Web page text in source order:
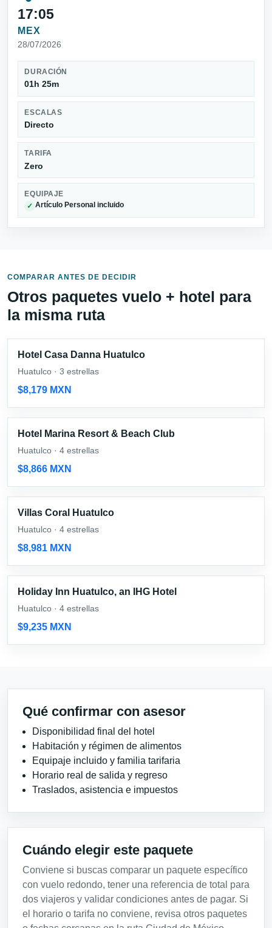
17:05
MEX
28/07/2026
DURACIÓN
01h 25m
ESCALAS
Directo
TARIFA
Zero
EQUIPAJE
✓ Artículo Personal incluido
COMPARAR ANTES DE DECIDIR
Otros paquetes vuelo + hotel para
la misma ruta
Hotel Casa Danna Huatulco
Huatulco · 3 estrellas
$8,179 MXN
Hotel Marina Resort & Beach Club
Huatulco · 4 estrellas
$8,866 MXN
Villas Coral Huatulco
Huatulco · 4 estrellas
$8,981 MXN
Holiday Inn Huatulco, an IHG Hotel
Huatulco · 4 estrellas
$9,235 MXN
Qué confirmar con asesor
Disponibilidad final del hotel
Habitación y régimen de alimentos
Equipaje incluido y familia tarifaria
Horario real de salida y regreso
Traslados, asistencia e impuestos
Cuándo elegir este paquete
Conviene si buscas comparar un paquete específico
con vuelo redondo, tener una referencia de total para
dos viajeros y validar condiciones antes de pagar. Si
el horario o tarifa no conviene, revisa otros paquetes